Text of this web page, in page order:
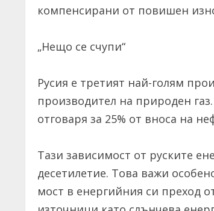
компенсирани от повишен
„Нещо се счупи“
Русия е третият най-голям
производител на природен
отговаря за 25% от вноса на
Тази зависимост от руските
десетилетие. Това важи
мост в енергийния си преход